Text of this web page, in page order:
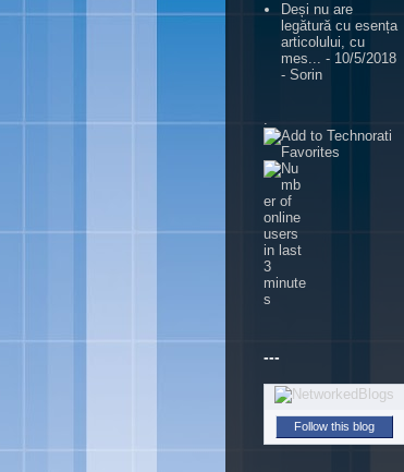
Deși nu are
legătură cu esența
articolului, cu
mes... - 10/5/2018
- Sorin
---
Follow this blog